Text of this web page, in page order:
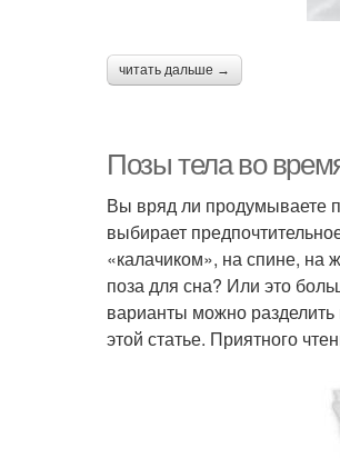
читать дальше →
Позы тела во
Вы вряд ли продумываете
выбирает
«калачиком», на спине, на
поза для сна? Или это
варианты можно
этой статье. Приятного